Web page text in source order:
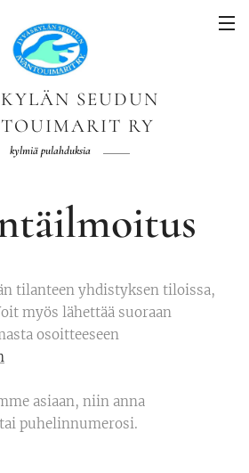
SEUDUN
RY
kylmiä pulahduksia
tilanteen yhdistyksen tiloissa,
myös lähettää suoraan
osoitteeseen
asiaan, niin anna
puhelinnumerosi.